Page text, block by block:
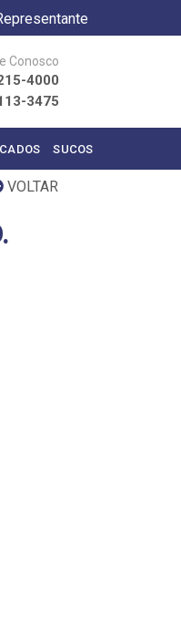
Conosco
4000
3475
SUCOS
VOLTAR